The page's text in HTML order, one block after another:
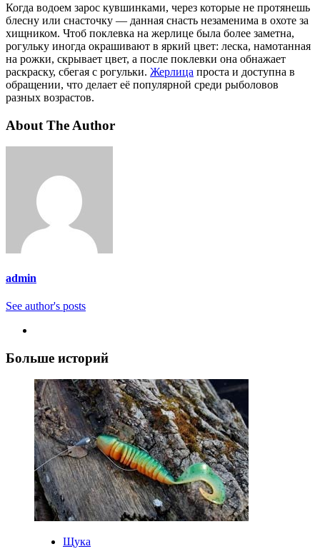
Когда водоем зарос кувшинками, через которые не протянешь
блесну или снасточку — данная снасть незаменима в охоте за
хищником. Чтоб поклевка на жерлице была более заметна,
рогульку иногда окрашивают в яркий цвет: леска, намотанная
на рожки, скрывает цвет, а после поклевки она обнажает
раскраску, сбегая с рогульки. Жерлица проста и доступна в
обращении, что делает её популярной среди рыболовов
разных возрастов.
About The Author
admin
See author's posts
Больше историй
Щука